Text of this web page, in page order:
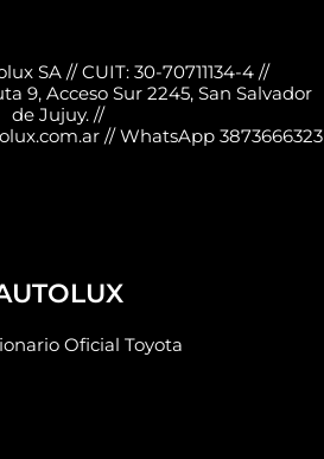
SA // CUIT: 30-70711134-4 //
9, Acceso Sur 2245, San Salvador
de Jujuy. //
// WhatsApp 3873666323
Oficial Toyota